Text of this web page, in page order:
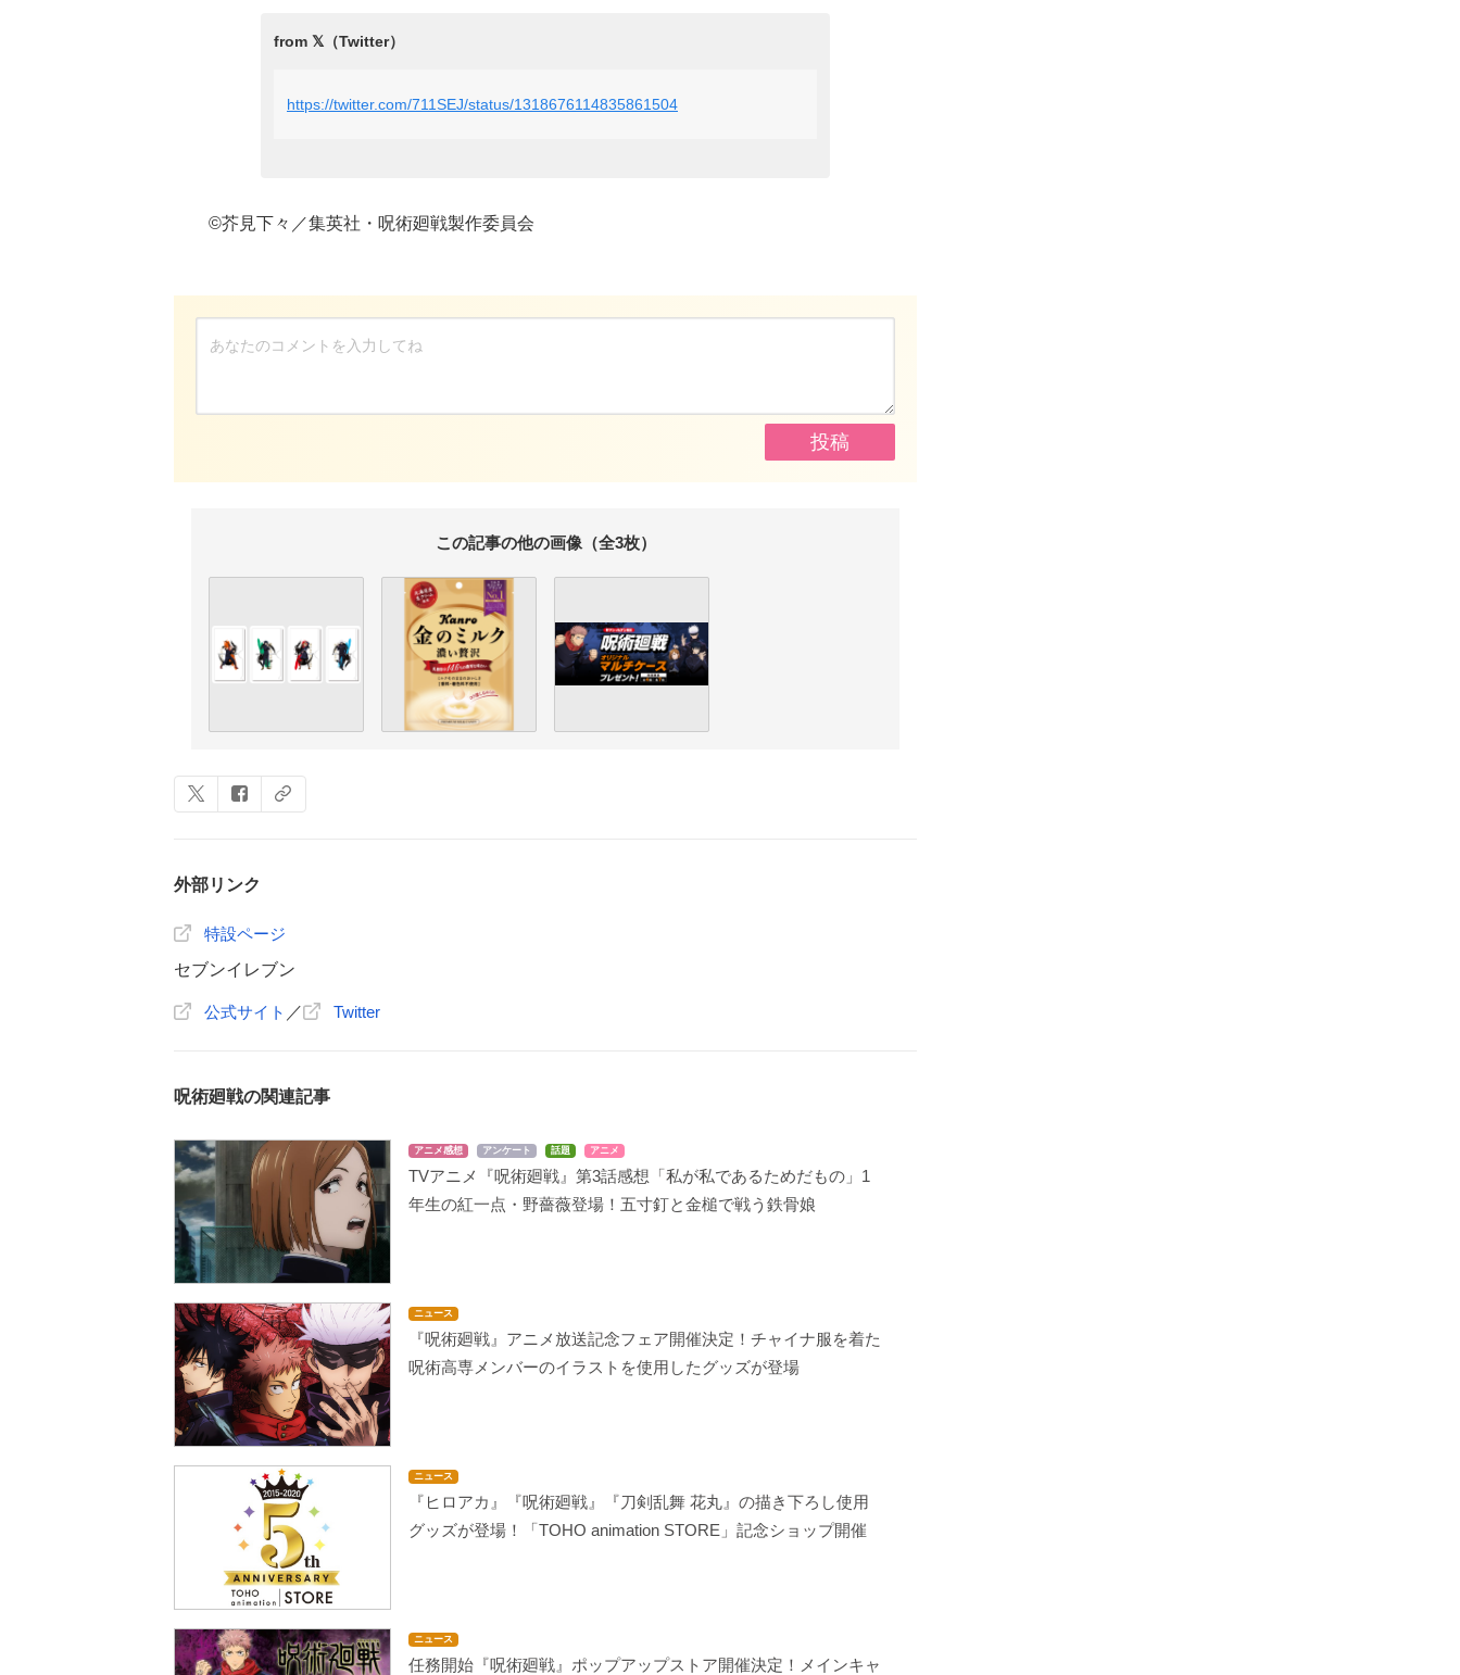
https://twitter.com/711SEJ/status/1318676114835861504
©芥見下々／集英社・呪術廻戦製作委員会
この記事の他の画像（全3枚）
外部リンク
特設ページ
セブンイレブン
公式サイト ／ Twitter
呪術廻戦の関連記事
アニメ感想 アンケート 話題 アニメ
TVアニメ『呪術廻戦』第3話感想「私が私であるためだもの」1
年生の紅一点・野薔薇登場！五寸釘と金槌で戦う鉄骨娘
ニュース
『呪術廻戦』アニメ放送記念フェア開催決定！チャイナ服を着た
呪術高専メンバーのイラストを使用したグッズが登場
ニュース
『ヒロアカ』『呪術廻戦』『刀剣乱舞 花丸』の描き下ろし使用
グッズが登場！「TOHO animation STORE」記念ショップ開催
ニュース
任務開始『呪術廻戦』ポップアップストア開催決定！メインキャ